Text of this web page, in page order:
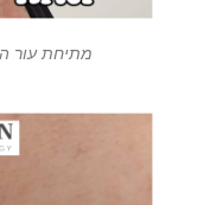
מתיחת עור